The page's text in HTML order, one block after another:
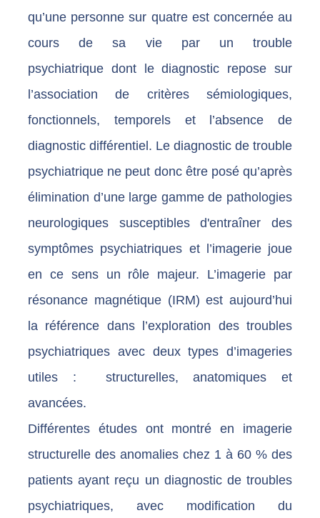
qu’une personne sur quatre est concernée au
cours de sa vie par un trouble
psychiatrique dont le diagnostic repose sur
l’association de critères sémiologiques,
fonctionnels, temporels et l’absence de
diagnostic différentiel. Le diagnostic de trouble
psychiatrique ne peut donc être posé qu’après
élimination d’une large gamme de pathologies
neurologiques susceptibles d'entraîner des
symptômes psychiatriques et l’imagerie joue
en ce sens un rôle majeur. L’imagerie par
résonance magnétique (IRM) est aujourd’hui
la référence dans l’exploration des troubles
psychiatriques avec deux types d’imageries
utiles : structurelles, anatomiques et
avancées.
Différentes études ont montré en imagerie
structurelle des anomalies chez 1 à 60 % des
patients ayant reçu un diagnostic de troubles
psychiatriques, avec modification du